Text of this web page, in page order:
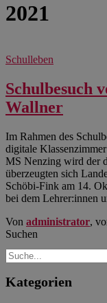
2021
Schulleben
Schulbesuch
Wallner
Im Rahmen des
digitale
MS Nenzing wird der
überzeugten sich
Schöbi-Fink am 14.
bei dem Lehrer:innen
Von administrator,
Suchen
Kategorien